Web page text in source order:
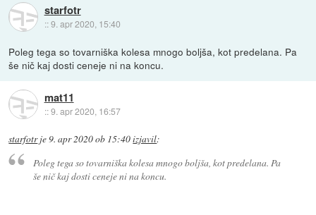
starfotr
::9. apr 2020, 15:40
Poleg tega so tovarniška kolesa mnogo boljša, kot predelana. Pa
še nič kaj dosti ceneje ni na koncu.
mat11
::9. apr 2020, 16:57
starfotrje9. apr 2020 ob 15:40izjavil:
Poleg tega so tovarniška kolesa mnogo boljša, kot predelana. Pa
še nič kaj dosti ceneje ni na koncu.